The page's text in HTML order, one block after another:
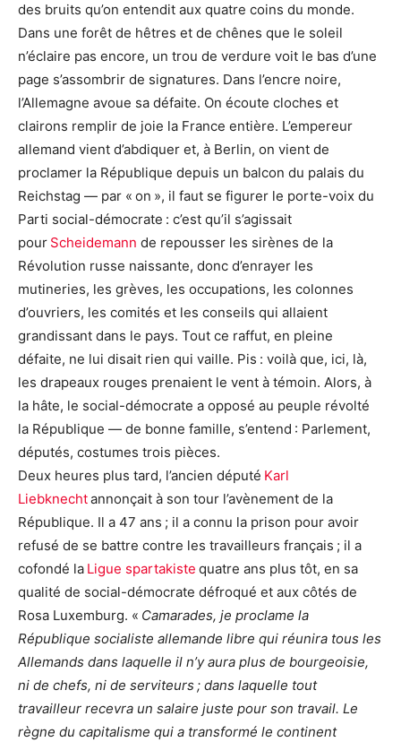
des bruits qu’on entendit aux quatre coins du monde.
Dans une forêt de hêtres et de chênes que le soleil
n’éclaire pas encore, un trou de verdure voit le bas d’une
page s’assombrir de signatures. Dans l’encre noire,
l’Allemagne avoue sa défaite. On écoute cloches et
clairons remplir de joie la France entière. L’empereur
allemand vient d’abdiquer et, à Berlin, on vient de
proclamer la République depuis un balcon du palais du
Reichstag — par « on », il faut se figurer le porte-voix du
Parti social-démocrate : c’est qu’il s’agissait
pour Scheidemann de repousser les sirènes de la
Révolution russe naissante, donc d’enrayer les
mutineries, les grèves, les occupations, les colonnes
d’ouvriers, les comités et les conseils qui allaient
grandissant dans le pays. Tout ce raffut, en pleine
défaite, ne lui disait rien qui vaille. Pis : voilà que, ici, là,
les drapeaux rouges prenaient le vent à témoin. Alors, à
la hâte, le social-démocrate a opposé au peuple révolté
la République — de bonne famille, s’entend : Parlement,
députés, costumes trois pièces.
Deux heures plus tard, l’ancien député Karl
Liebknechtannonçait à son tour l’avènement de la
République. Il a 47 ans ; il a connu la prison pour avoir
refusé de se battre contre les travailleurs français ; il a
cofondé la Ligue spartakiste quatre ans plus tôt, en sa
qualité de social-démocrate défroqué et aux côtés de
Rosa Luxemburg. « Camarades, je proclame la
République socialiste allemande libre qui réunira tous les
Allemands dans laquelle il n’y aura plus de bourgeoisie,
ni de chefs, ni de serviteurs ; dans laquelle tout
travailleur recevra un salaire juste pour son travail. Le
règne du capitalisme qui a transformé le continent